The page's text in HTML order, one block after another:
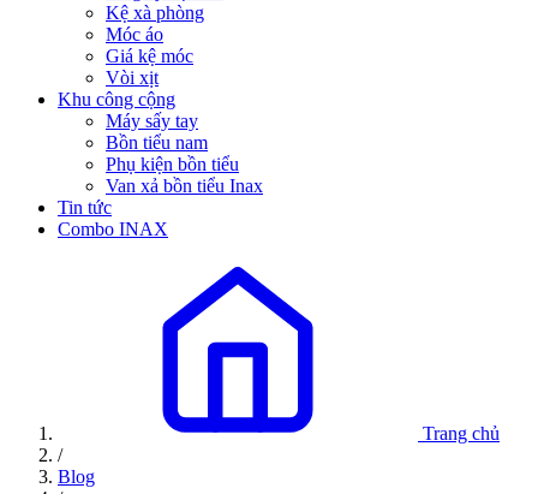
Kệ xà phòng
Móc áo
Giá kệ móc
Vòi xịt
Khu công cộng
Máy sấy tay
Bồn tiểu nam
Phụ kiện bồn tiểu
Van xả bồn tiểu Inax
Tin tức
Combo INAX
Trang chủ
/
Blog